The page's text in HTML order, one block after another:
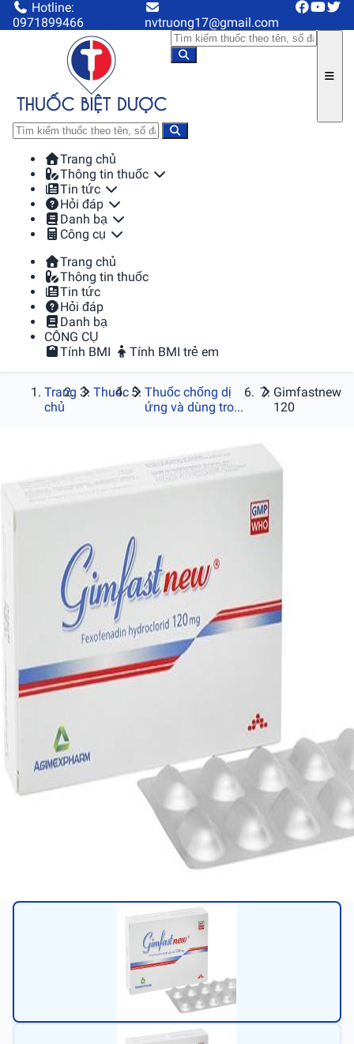
Hotline:
0971899466
nvtruong17@gmail.com
Trang chủ
Thông tin thuốc
Tin tức
Hỏi đáp
Danh bạ
Công cụ
Trang chủ
Thông tin thuốc
Tin tức
Hỏi đáp
Danh bạ
CÔNG CỤ
Tính BMI
Tính BMI trẻ em
Trang
chủ
Thuốc
Thuốc chống dị
ứng và dùng tro...
Gimfastnew
120